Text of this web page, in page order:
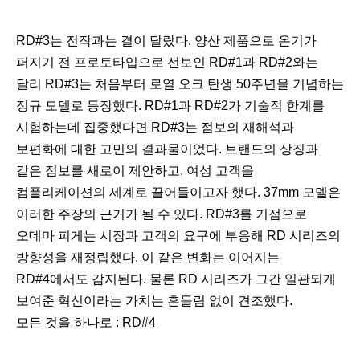
RD#3는 전작과는 결이 달랐다. 양산 제품으로 온기가
퍼지기 전 프로토타입으로 선보인 RD#1과 RD#2와는
달리 RD#3는 처음부터 로열 오크 탄생 50주년을 기념하는
정규 모델로 등장했다. RD#1과 RD#2가 기술적 한계를
시험하는데 집중했다면 RD#3는 점보의 재해석과
보편화에 대한 고민의 결과물이었다. 브랜드의 상징과
같은 점보를 새로이 제안하고, 여성 고객을
컴플리케이션의 세계로 끌어들이고자 했다. 37mm 모델은
이러한 주장의 근거가 될 수 있다. RD#3를 기점으로
오데마 피게는 시장과 고객의 요구에 부응해 RD 시리즈의
방향성을 재정립했다. 이 같은 변화는 이어지는
RD#4에서도 감지된다. 물론 RD 시리즈가 그간 일관되게
보여준 혁신이라는 가치는 흔들림 없이 견조했다.
모든 것을 하나로 : RD#4